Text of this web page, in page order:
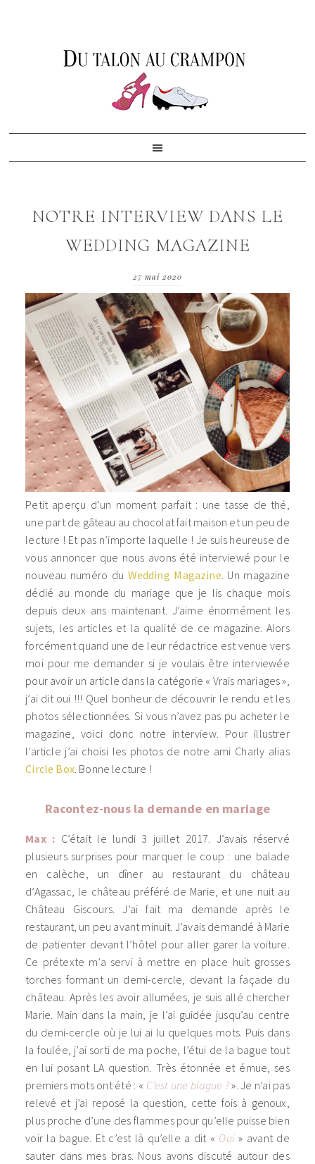
NOTRE INTERVIEW DANS LE
WEDDING MAGAZINE
27 mai 2020
Petit aperçu d’un moment parfait : une tasse de thé,
une part de gâteau au chocolat fait maison et un peu de
lecture ! Et pas n’importe laquelle ! Je suis heureuse de
vous annoncer que nous avons été interviewé pour le
nouveau numéro du Wedding Magazine. Un magazine
dédié au monde du mariage que je lis chaque mois
depuis deux ans maintenant. J’aime énormément les
sujets, les articles et la qualité de ce magazine. Alors
forcément quand une de leur rédactrice est venue vers
moi pour me demander si je voulais être interviewée
pour avoir un article dans la catégorie « Vrais mariages »,
j’ai dit oui !!! Quel bonheur de découvrir le rendu et les
photos sélectionnées. Si vous n’avez pas pu acheter le
magazine, voici donc notre interview. Pour illustrer
l’article j’ai choisi les photos de notre ami Charly alias
Circle Box. Bonne lecture !
Racontez-nous la demande en mariage
Max : C’était le lundi 3 juillet 2017. J’avais réservé
plusieurs surprises pour marquer le coup : une balade
en calèche, un dîner au restaurant du château
d’Agassac, le château préféré de Marie, et une nuit au
Château Giscours. J’ai fait ma demande après le
restaurant, un peu avant minuit. J’avais demandé à Marie
de patienter devant l’hôtel pour aller garer la voiture.
Ce prétexte m’a servi à mettre en place huit grosses
torches formant un demi-cercle, devant la façade du
château. Après les avoir allumées, je suis allé chercher
Marie. Main dans la main, je l’ai guidée jusqu’au centre
du demi-cercle où je lui ai lu quelques mots. Puis dans
la foulée, j’ai sorti de ma poche, l’étui de la bague tout
en lui posant LA question. Très étonnée et émue, ses
premiers mots ont été : « C’est une blague ?». Je n’ai pas
relevé et j’ai reposé la question, cette fois à genoux,
plus proche d’une des flammes pour qu’elle puisse bien
voir la bague. Et c’est là qu’elle a dit « Oui » avant de
sauter dans mes bras. Nous avons discuté autour des